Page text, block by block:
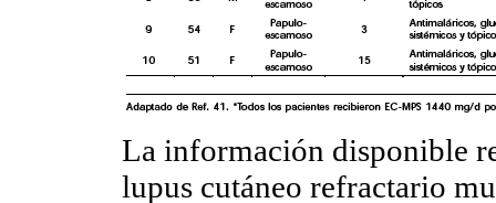
La información disponible
lupus cutáneo refractario